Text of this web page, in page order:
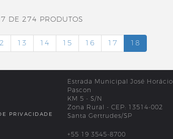
DE 274 PRODUTOS
13 14 15 16 17 18
PRIVACIDADE
Estrada Municipal José Horácio
Pascon
KM 5 - S/N
Zona Rural - CEP: 13514-002
Santa Gertrudes/SP
+55 19 3545-8700